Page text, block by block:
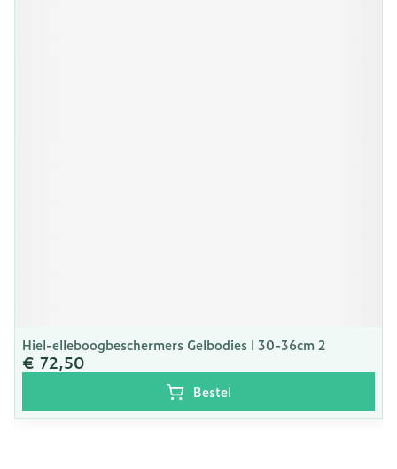
Hiel-elleboogbeschermers Gelbodies l 30-36cm 2
€ 72,50
Bestel